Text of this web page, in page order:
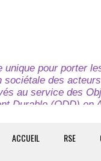
unique pour porter
sociétale des acteurs
au service des
Durable (ODD) en
ACCUEIL RSE